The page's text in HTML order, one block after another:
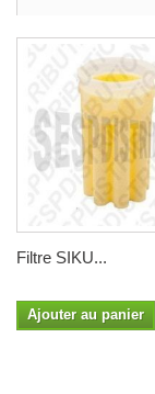
Filtre SIKU...
Ajouter au panier